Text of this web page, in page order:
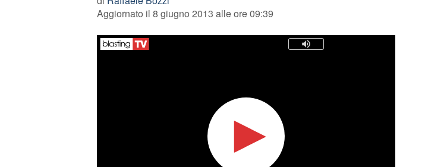
Aggiornato il 8 giugno 2013 alle ore 09:39